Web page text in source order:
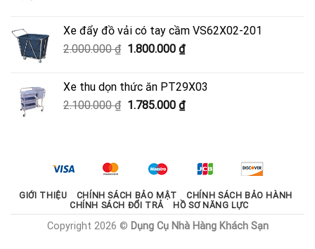
950.000 ₫.là:
600.000 ₫.
Xe đẩy đồ vải có tay cầm VS62X02-201
2.000.000₫ Giá
2.000.000 ₫.
1.800.000 ₫Giá
là:
1.800.000 ₫.
Xe thu dọn thức ăn PT29X03
2.100.000₫ Giá
1.785.000 ₫Giá
1.785.000 ₫.
GIỚI THIỆU CHÍNH SÁCH BẢO MẬT
CHÍNH SÁCH BẢO HÀNH
CHÍNH SÁCH ĐỔI TRẢ
HỒ SƠ NĂNG LỰC
Copyright 2026 © Dụng Cụ Nhà Hàng Khách Sạn